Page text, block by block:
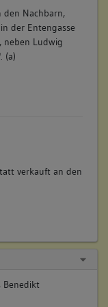
den Nachbarn,
der Entengasse
neben Ludwig
(a)
verkauft an den
an das
Benedikt